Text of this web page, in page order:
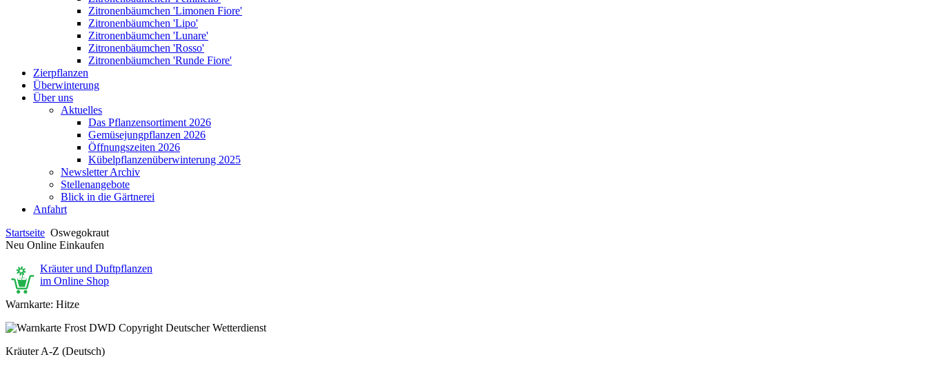
Zitronenbäumchen 'Limonen Fiore'
Zitronenbäumchen 'Lipo'
Zitronenbäumchen 'Lunare'
Zitronenbäumchen 'Rosso'
Zitronenbäumchen 'Runde Fiore'
Zierpflanzen
Überwinterung
Über uns
Aktuelles
Das Pflanzensortiment 2026
Gemüsejungpflanzen 2026
Öffnungszeiten 2026
Kübelpflanzenüberwinterung 2025
Newsletter Archiv
Stellenangebote
Blick in die Gärtnerei
Anfahrt
Startseite Oswegokraut
Neu Online Einkaufen
Kräuter und Duftpflanzen
im Online Shop
Warnkarte: Hitze
Kräuter A-Z (Deutsch)